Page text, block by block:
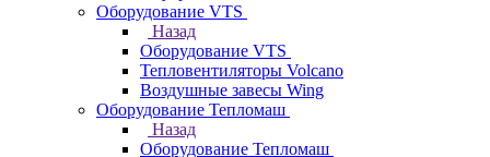
Оборудование VTS
Назад
Оборудование VTS
Тепловентиляторы Volcano
Воздушные завесы Wing
Оборудование Тепломаш
Назад
Оборудование Тепломаш